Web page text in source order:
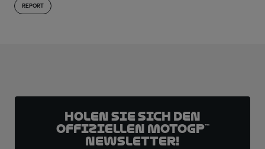
REPORT
Holen Sie sich den
offiziellen MotoGP™
Newsletter!